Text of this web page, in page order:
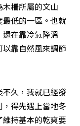
柵所屬的文山
低的一區。也就
在靠冷氣降溫
靠自然風來調節
久，我就已經發
得先遇上當地冬
持基本的乾爽要